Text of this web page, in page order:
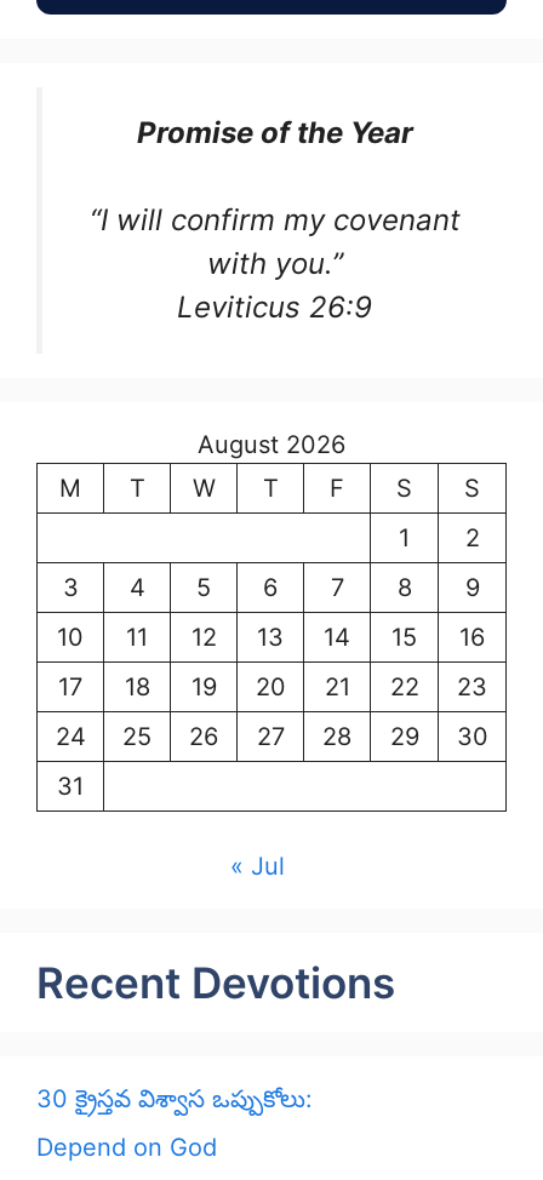
Promise of the Year
“I will confirm my covenant
with you.”
Leviticus 26:9
August 2026
M
T W T F S
S
1
2
3
4 5 6 7 8
9
10
11 12 13 14 15
16
17
18 19 20 21 22
23
24
25 26 27 28 29
30
31
« Jul
Recent Devotions
30 క్రైస్తవ విశ్వాస ఒప్పుకోలు:
Depend on God